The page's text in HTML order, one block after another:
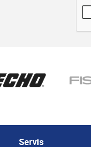
Servis